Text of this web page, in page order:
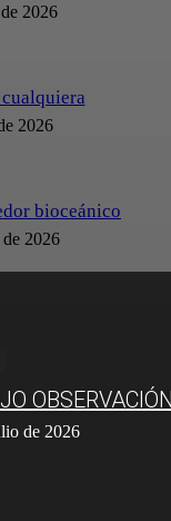
2026
2026
bioceánico
2026
de 2026